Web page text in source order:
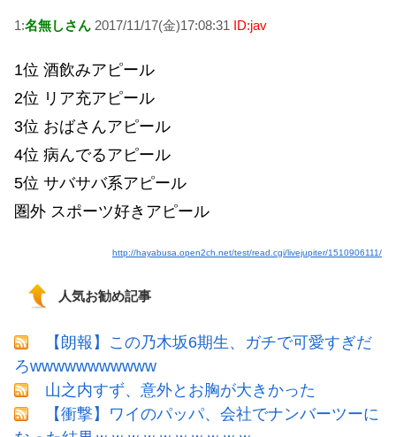
1:名無しさん 2017/11/17(金)17:08:31 ID:jav
1位 酒飲みアピール
2位 リア充アピール
3位 おばさんアピール
4位 病んでるアピール
5位 サバサバ系アピール
圏外 スポーツ好きアピール
http://hayabusa.open2ch.net/test/read.cgi/livejupiter/1510906111/
人気お勧め記事
【朗報】この乃木坂6期生、ガチで可愛すぎだ
ろwwwwwwwwwww
山之内すず、意外とお胸が大きかった
【衝撃】ワイのパッパ、会社でナンバーツーに